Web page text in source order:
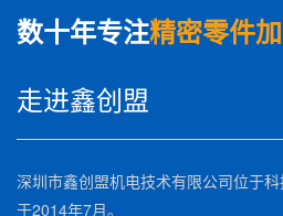
数十年专注精密零件
走进鑫创盟
深圳市鑫创盟机电技术有限公司位于
于2014年7月。